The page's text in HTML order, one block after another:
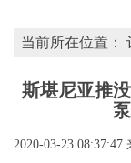
当前所在位置：
斯堪尼亚推
2020-03-23 08:37:47